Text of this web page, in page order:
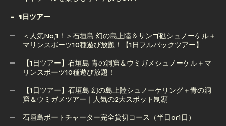
イトプールを楽しもう！子供もOK！
1日ツアー
＜人気No,1！＞石垣島 幻の島上陸＆サンゴ礁シュノーケル＋
マリンスポーツ10種遊び放題！【1日フルパックツアー】
＜人気No,1！＞石垣島 幻の島上陸＆サンゴ礁シュノーケル＋
【1日ツアー】石垣島 青の洞窟＆ウミガメシュノーケル＋マ
リンスポーツ10種遊び放題！
【1日ツアー】石垣島 青の洞窟＆ウミガメシュノーケル＋マ
【1日ツアー】石垣島 幻の島上陸シュノーケリング＋青の洞
窟＆ウミガメツアー｜人気の2大スポット制覇
石垣島ボートチャーター完全貸切コース（半日or1日）